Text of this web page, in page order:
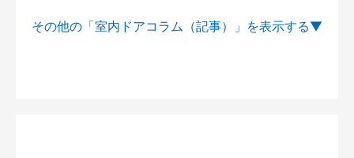
その他の「室内ドアコラム（記事）」を